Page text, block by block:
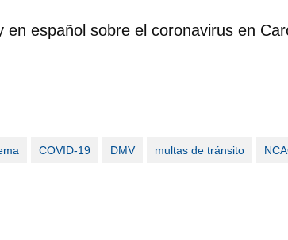
español sobre el coronavirus en
COVID-19 DMV multas de tránsito